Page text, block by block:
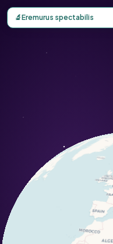
Carte d'observation du
🔬Eremurus spectabilis